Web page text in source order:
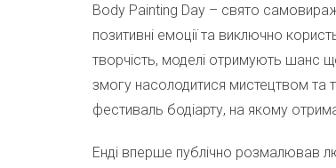
Body Painting Day – свято
позитивні емоції та виключно
творчість, моделі отримують шанс
змогу насолодитися мистецтвом та
фестиваль бодіарту, на якому
Енді вперше публічно розмалював